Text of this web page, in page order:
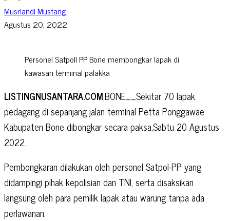
Musriandi Mustang
Agustus 20, 2022
Personel Satpoll PP Bone membongkar lapak di
kawasan terminal palakka
LISTINGNUSANTARA.COM,BONE__Sekitar 70 lapak
pedagang di sepanjang jalan terminal Petta Ponggawae
Kabupaten Bone dibongkar secara paksa,Sabtu 20 Agustus
2022.
Pembongkaran dilakukan oleh personel Satpol-PP yang
didampingi pihak kepolisian dan TNI, serta disaksikan
langsung oleh para pemilik lapak atau warung tanpa ada
perlawanan.